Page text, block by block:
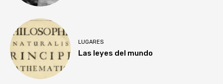
LUGARES
Las leyes del mundo